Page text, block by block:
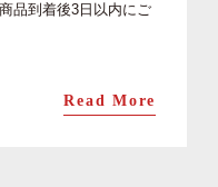
品到着後3日以内にご
Read More